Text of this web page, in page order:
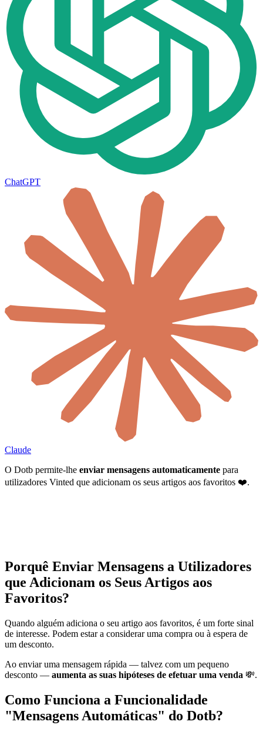
ChatGPT
Claude
O Dotb permite-lhe enviar mensagens automaticamente para
utilizadores Vinted que adicionam os seus artigos aos favoritos ❤️.
Porquê Enviar Mensagens a Utilizadores
que Adicionam os Seus Artigos aos
Favoritos?
Quando alguém adiciona o seu artigo aos favoritos, é um forte sinal
de interesse. Podem estar a considerar uma compra ou à espera de
um desconto.
Ao enviar uma mensagem rápida — talvez com um pequeno
desconto — aumenta as suas hipóteses de efetuar uma venda 💸.
Como Funciona a Funcionalidade
"Mensagens Automáticas" do Dotb?